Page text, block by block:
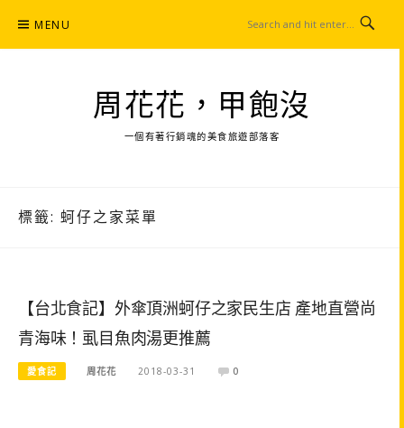
content
MENU
周花花，甲飽沒
一個有著行銷魂的美食旅遊部落客
標籤: 蚵仔之家菜單
【台北食記】外傘頂洲蚵仔之家民生店 產地直營尚
青海味！虱目魚肉湯更推薦
愛食記 周花花 2018-03-31 0